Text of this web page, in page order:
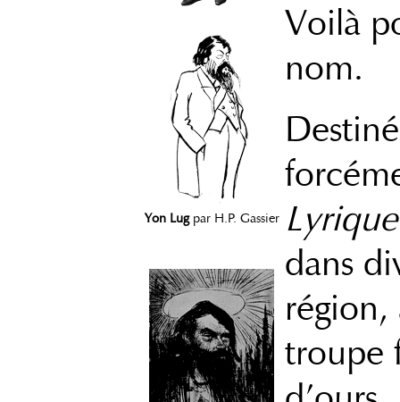
Yon Lugpar H.P. Gassier
Voilà
nom.
dans
troupe